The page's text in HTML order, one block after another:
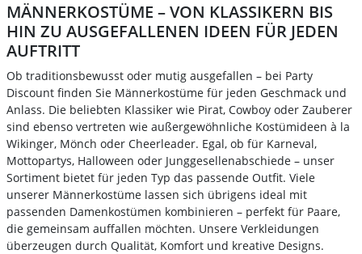
MÄNNERKOSTÜME – VON KLASSIKERN BIS
HIN ZU AUSGEFALLENEN IDEEN FÜR JEDEN
AUFTRITT
Ob traditionsbewusst oder mutig ausgefallen – bei Party
Discount finden Sie Männerkostüme für jeden Geschmack und
Anlass. Die beliebten Klassiker wie Pirat, Cowboy oder Zauberer
sind ebenso vertreten wie außergewöhnliche Kostümideen à la
Wikinger, Mönch oder Cheerleader. Egal, ob für Karneval,
Mottopartys, Halloween oder Junggesellenabschiede – unser
Sortiment bietet für jeden Typ das passende Outfit. Viele
unserer Männerkostüme lassen sich übrigens ideal mit
passenden Damenkostümen kombinieren – perfekt für Paare,
die gemeinsam auffallen möchten. Unsere Verkleidungen
überzeugen durch Qualität, Komfort und kreative Designs.